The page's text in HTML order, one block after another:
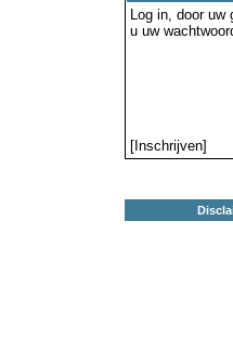
Log in, door
u uw
[Inschrijven]